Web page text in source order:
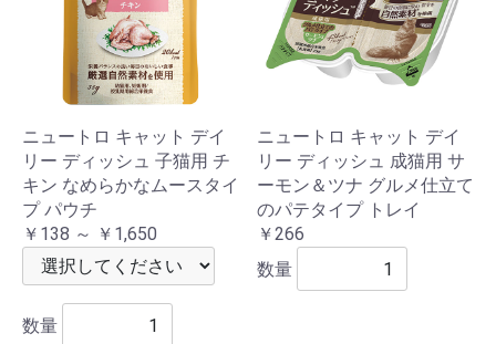
ニュートロ キャット デイ
リー ディッシュ 子猫用 チ
キン なめらかなムースタイ
プ パウチ
￥138 ～ ￥1,650
数量
ニュートロ キャット デイ
リー ディッシュ 成猫用 サ
ーモン＆ツナ グルメ仕立て
のパテタイプ トレイ
￥266
数量